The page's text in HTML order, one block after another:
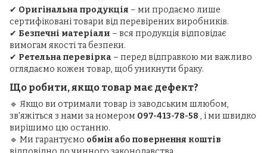
✔ Оригінальна продукція – ми продаємо лише
сертифіковані товари від перевірених виробників.
✔ Безпечні матеріали – вся продукція відповідає
вимогам якості та безпеки.
✔ Ретельна перевірка – перед відправкою ми важливо
оглядаємо кожен товар, щоб уникнути браку.
Що робити, якщо товар має дефект?
🔹 Якщо ви отримали товар із заводським шлюбом,
зв'яжіться з нами за номером 097-413-78-58 , і ми швидко
вирішимо цю останню.
🔹 Ми гарантуємо обмін або повернення коштів